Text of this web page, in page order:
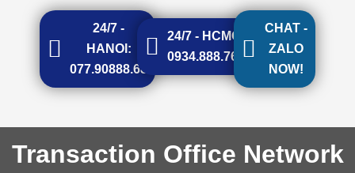
24/7 -
HANOI:
077.90888.68
24/7 - HCMC:
0934.888.768
CHAT -
ZALO
NOW!
Transaction Office Network